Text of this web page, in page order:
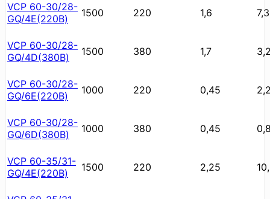
VCP 60-30/28-
GQ/4E(220В)
1500 220 1,6 7,3
VCP 60-30/28-
GQ/4D(380В)
1500 380 1,7
VCP 60-30/28-
GQ/6E(220В)
1000 220 0,45
VCP 60-30/28-
GQ/6D(380В)
1000 380 0,45
VCP 60-35/31-
GQ/4E(220В)
1500 220 2,25